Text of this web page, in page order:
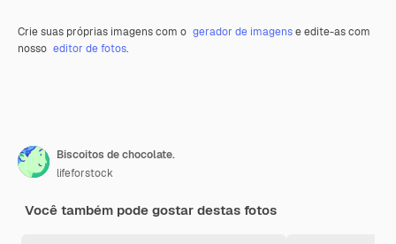
Crie suas próprias imagens com o gerador de imagense edite-as com
nosso editor de fotos.
Biscoitos de chocolate.
lifeforstock
Você também pode gostar destas fotos